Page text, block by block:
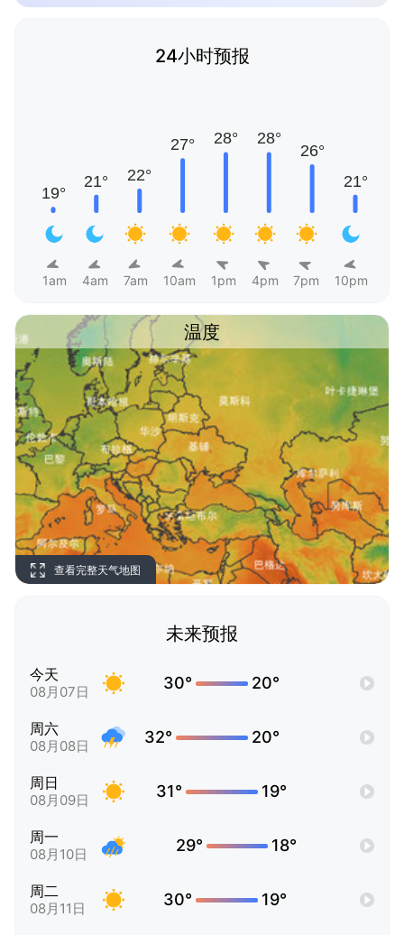
24小时预报
1am 4am 7am 10am 1pm 4pm 7pm 10pm
温度
查看完整天气地图
未来预报
今天
08月07日 30° 20°
周六
08月08日 32° 20°
周日
08月09日 31° 19°
周一
08月10日 29° 18°
周二
08月11日 30° 19°